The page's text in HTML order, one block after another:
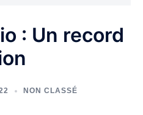
: Un record
NON CLASSÉ